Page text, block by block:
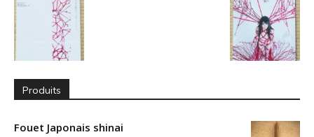
Produits
Fouet Japonais shinai